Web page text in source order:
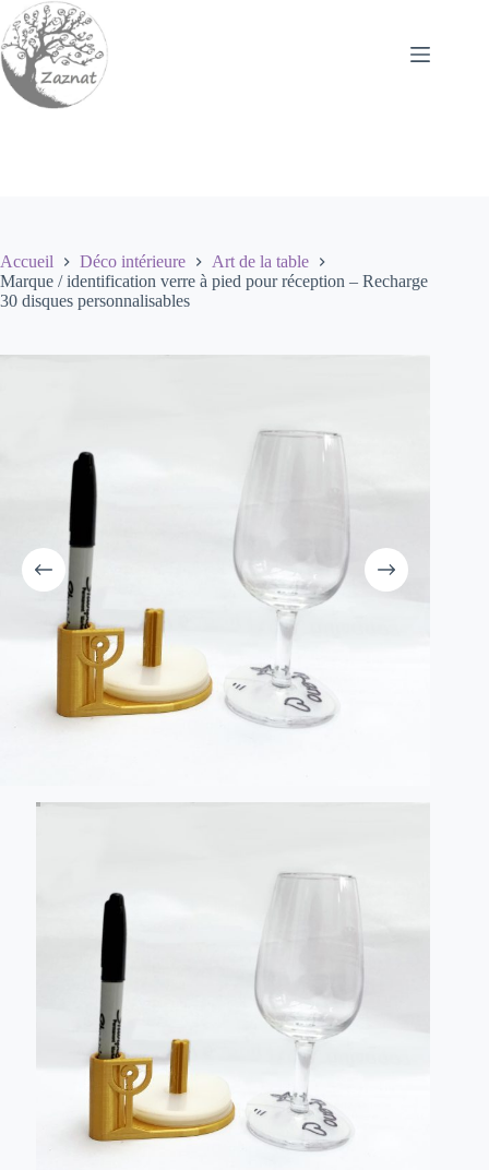
Passer
au
contenu
Accueil Déco intérieure
Art de la table
Marque / identification verre à pied pour réception – Recharge
30 disques personnalisables